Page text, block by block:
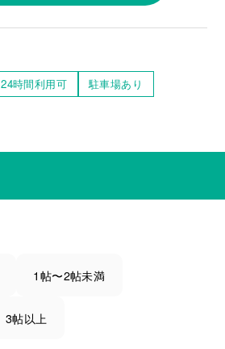
24時間利用可
駐車場あり
1帖〜2帖未満
3帖以上